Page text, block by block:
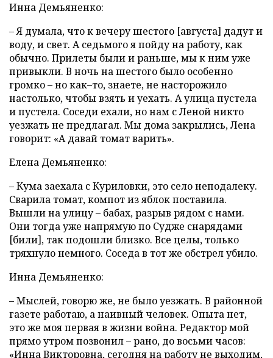
Инна Демьяненко:
– Я думала, что к вечеру шестого [августа] дадут и
воду, и свет. А седьмого я пойду на работу, как
обычно. Прилеты были и раньше, мы к ним уже
привыкли. В ночь на шестого было особенно
громко – но как–то, знаете, не насторожило
настолько, чтобы взять и уехать. А улица пустела
и пустела. Соседи ехали, но нам с Леной никто
уезжать не предлагал. Мы дома закрылись, Лена
говорит: «А давай томат варить».
Елена Демьяненко:
– Кума заехала с Куриловки, это село неподалеку.
Сварила томат, компот из яблок поставила.
Вышли на улицу – бабах, разрыв рядом с нами.
Они тогда уже напрямую по Судже снарядами
[били], так подошли близко. Все целы, только
тряхнуло немного. Соседа в тот же обстрел убило.
Инна Демьяненко:
– Мыслей, говорю же, не было уезжать. В районной
газете работаю, а наивный человек. Опыта нет,
это же моя первая в жизни война. Редактор мой
прямо утром позвонил – рано, до восьми часов:
«Инна Викторовна, сегодня на работу не выходим,